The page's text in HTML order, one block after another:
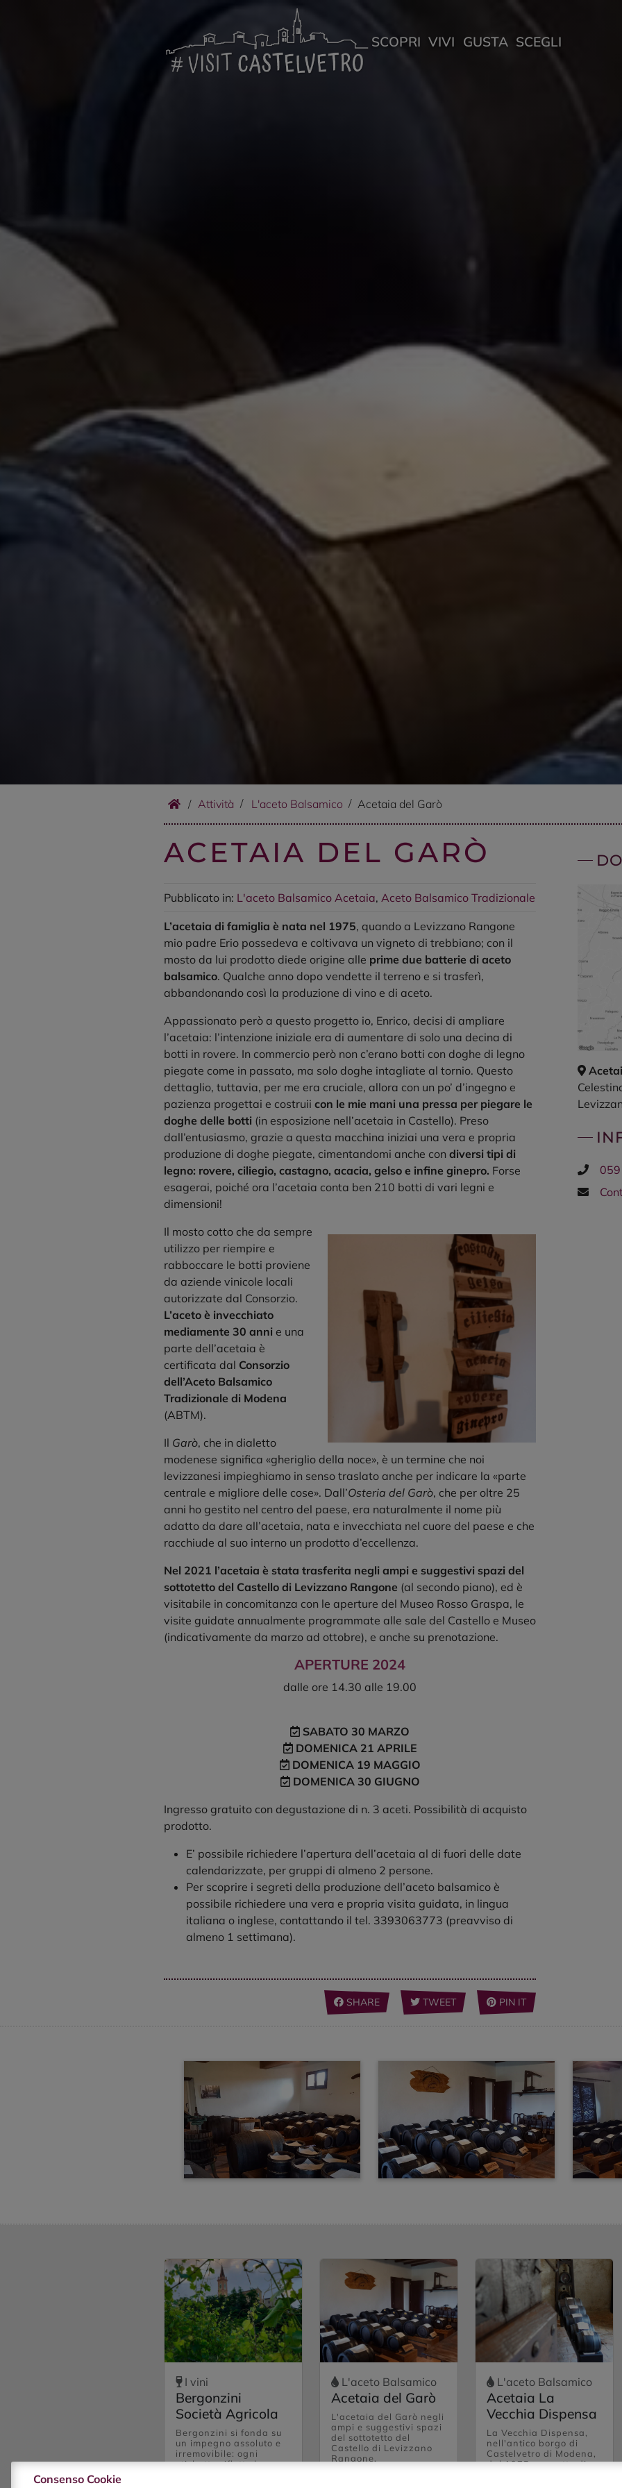
SCOPRI VIVI GUSTA SCEGLI
/ Attività L'aceto Balsamico Acetaia del Garò
ACETAIA DEL GARÒ
Pubblicato in: L'aceto Balsamico Acetaia, Aceto Balsamico Tradizionale
L’acetaia di famiglia è nata nel 1975, quando a Levizzano Rangone
mio padre Erio possedeva e coltivava un vigneto di trebbiano; con il
mosto da lui prodotto diede origine alle prime due batterie di aceto
balsamico. Qualche anno dopo vendette il terreno e si trasferì,
abbandonando così la produzione di vino e di aceto.
Appassionato però a questo progetto io, Enrico, decisi di ampliare
l’acetaia: l’intenzione iniziale era di aumentare di solo una decina di
botti in rovere. In commercio però non c’erano botti con doghe di legno
piegate come in passato, ma solo doghe intagliate al tornio. Questo
dettaglio, tuttavia, per me era cruciale, allora con un po’ d’ingegno e
pazienza progettai e costruii con le mie mani una pressa per piegare le
doghe delle botti (in esposizione nell’acetaia in Castello). Preso
dall’entusiasmo, grazie a questa macchina iniziai una vera e propria
produzione di doghe piegate, cimentandomi anche con diversi tipi di
legno: rovere, ciliegio, castagno, acacia, gelso e infine ginepro. Forse
esagerai, poiché ora l’acetaia conta ben 210 botti di vari legni e
dimensioni!
Il mosto cotto che da sempre
utilizzo per riempire e
rabboccare le botti proviene
da aziende vinicole locali
autorizzate dal Consorzio.
L’aceto è invecchiato
mediamente 30 anni e una
parte dell’acetaia è
certificata dal Consorzio
dell’Aceto Balsamico
Tradizionale di Modena
(ABTM).
Il Garò, che in dialetto
modenese significa «gheriglio della noce», è un termine che noi
levizzanesi impieghiamo in senso traslato anche per indicare la «parte
centrale e migliore delle cose». Dall’Osteria del Garò, che per oltre 25
anni ho gestito nel centro del paese, era naturalmente il nome più
adatto da dare all’acetaia, nata e invecchiata nel cuore del paese e che
racchiude al suo interno un prodotto d’eccellenza.
Nel 2021 l’acetaia è stata trasferita negli ampi e suggestivi spazi del
sottotetto del Castello di Levizzano Rangone (al secondo piano), ed è
visitabile in concomitanza con le aperture del Museo Rosso Graspa, le
visite guidate annualmente programmate alle sale del Castello e Museo
(indicativamente da marzo ad ottobre), e anche su prenotazione.
APERTURE 2024
dalle ore 14.30 alle 19.00
SABATO 30 MARZO
DOMENICA 21 APRILE
DOMENICA 19 MAGGIO
DOMENICA 30 GIUGNO
Ingresso gratuito con degustazione di n. 3 aceti. Possibilità di acquisto
prodotto.
E’ possibile richiedere l’apertura dell’acetaia al di fuori delle date
calendarizzate, per gruppi di almeno 2 persone.
Per scoprire i segreti della produzione dell’aceto balsamico è
possibile richiedere una vera e propria visita guidata, in lingua
italiana o inglese, contattando il tel. 3393063773 (preavviso di
almeno 1 settimana).
SHARE TWEET PIN IT
E-
I vini
Bergonzini
Società Agricola
Bergonzini si fonda su
un impegno assoluto e
irremovibile: ogni
etichetta riflette la
L'aceto Balsamico
Acetaia del Garò
L'acetaia del Garò negli
ampi e suggestivi spazi
del sottotetto del
Castello di Levizzano
Rangone.
L'aceto Balsamico
Acetaia La
Vecchia Dispensa
La Vecchia Dispensa,
nell'antico borgo di
Castelvetro di Modena,
dal 1975 permette di
Consenso Cookie